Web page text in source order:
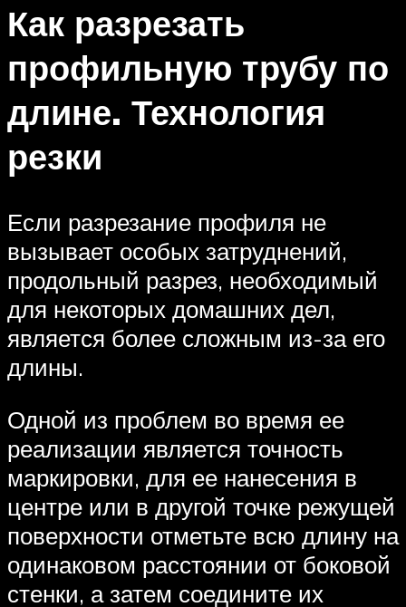
Как разрезать
профильную трубу по
длине. Технология
резки
Если разрезание профиля не
вызывает особых затруднений,
продольный разрез, необходимый
для некоторых домашних дел,
является более сложным из-за его
длины.
Одной из проблем во время ее
реализации является точность
маркировки, для ее нанесения в
центре или в другой точке режущей
поверхности отметьте всю длину на
одинаковом расстоянии от боковой
стенки, а затем соедините их